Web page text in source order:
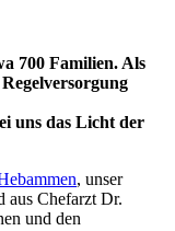
700 Familien. Als
uns das Licht der
, unser
aus Chefarzt Dr.
und den